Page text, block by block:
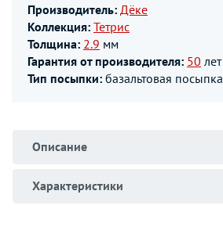
Производитель: Дёке
Коллекция: Тетрис
Толщина: 2.9 мм
Гарантия от производителя: 50 лет
Тип посыпки: базальтовая посыпка
Описание
Характеристики